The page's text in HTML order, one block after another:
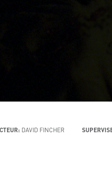
DAVID FINCHER